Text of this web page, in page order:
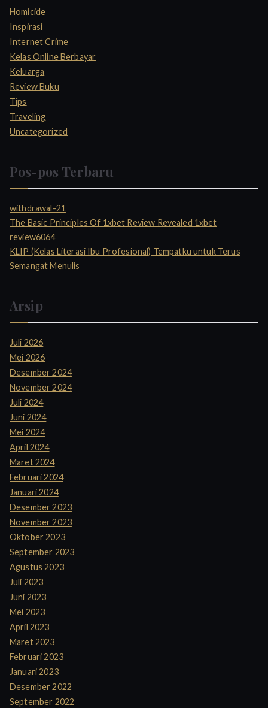
Homicide
Inspirasi
Internet Crime
Kelas Online Berbayar
Keluarga
Review Buku
Tips
Traveling
Uncategorized
Pos-pos Terbaru
withdrawal-21
The Basic Principles Of 1xbet Review Revealed 1xbet
review6064
KLIP (Kelas Literasi Ibu Profesional) Tempatku untuk Terus
Semangat Menulis
Arsip
Juli 2026
Mei 2026
Desember 2024
November 2024
Juli 2024
Juni 2024
Mei 2024
April 2024
Maret 2024
Februari 2024
Januari 2024
Desember 2023
November 2023
Oktober 2023
September 2023
Agustus 2023
Juli 2023
Juni 2023
Mei 2023
April 2023
Maret 2023
Februari 2023
Januari 2023
Desember 2022
September 2022